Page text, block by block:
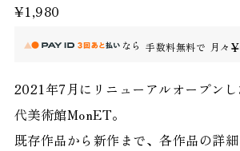
¥1,980
なら 手数料無料で 月々
2021年7月にリニューアルオープン
代美術館MonET。
既存作品から新作まで、各作品の詳